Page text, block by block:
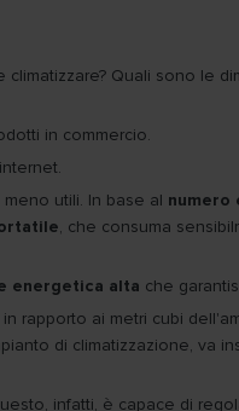
Quali sono le
in commercio.
utili. In base al numero
, che consuma
energetica alta che
rapporto ai metri cubi
di climatizzazione, va
infatti, è capace di